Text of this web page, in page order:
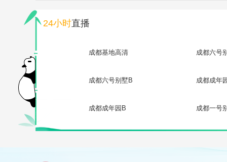
24小时直播
成都基地高清 成都六号
成都六号别墅B 成都成年
成都成年园B 成都一号